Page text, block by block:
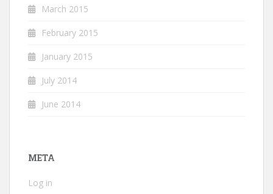
March 2015
February 2015
January 2015
July 2014
June 2014
META
Log in